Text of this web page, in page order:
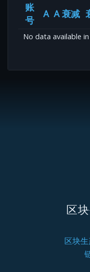
账
号
A A 衰减
No data available
区
区块